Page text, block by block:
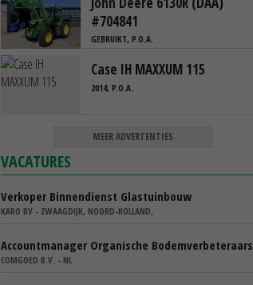
#704841
GEBRUIKT, P.O.A.
Case IH MAXXUM 115
2014, P.O.A.
MEER ADVERTENTIES
VACATURES
Verkoper Binnendienst Glastuinbouw
KARO BV - ZWAAGDIJK, NOORD-HOLLAND,
Accountmanager Organische Bodemverbeteraars
COMGOED B.V. - NL